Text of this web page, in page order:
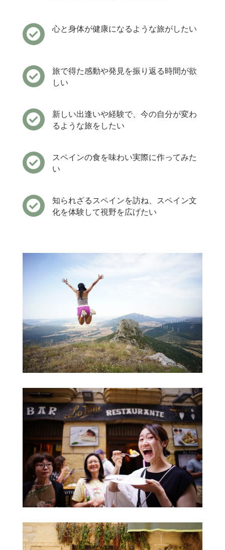
 心と身体が健康になるような旅がしたい

旅で得た感動や発見を振り返る時間が欲
しい

新しい出逢いや経験で、今の自分が変わ
るような旅をしたい

スペインの食を味わい実際に作ってみた
い

知られざるスペインを訪ね、スペイン文
化を体験して視野を広げたい